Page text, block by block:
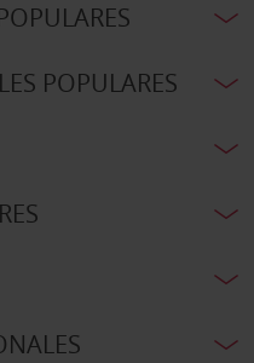
POPULARES